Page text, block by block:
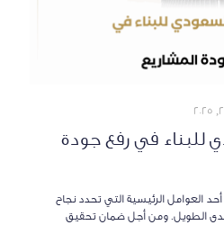
للبناء في رفع جودة
أحد العوامل الرئيسية التي تحدد نجاح
الطويل. ومن أجل ضمان تحقيق